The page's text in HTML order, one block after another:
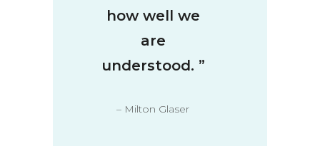
how well we
are
understood. ”
– Milton Glaser